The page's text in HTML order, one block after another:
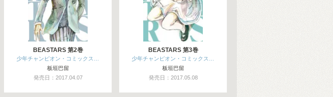
BEASTARS 第2巻
少年チャンピオン・コミックス…
板垣巴留
発売日：2017.04.07
BEASTARS 第3巻
少年チャンピオン・コミックス…
板垣巴留
発売日：2017.05.08